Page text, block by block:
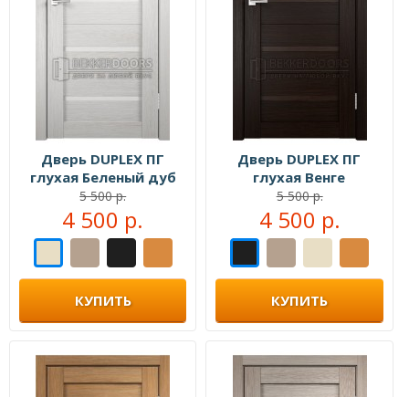
Дверь DUPLEX ПГ
глухая Беленый дуб
5 500 р.
4 500 р.
КУПИТЬ
Дверь DUPLEX ПГ
глухая Венге
5 500 р.
4 500 р.
КУПИТЬ